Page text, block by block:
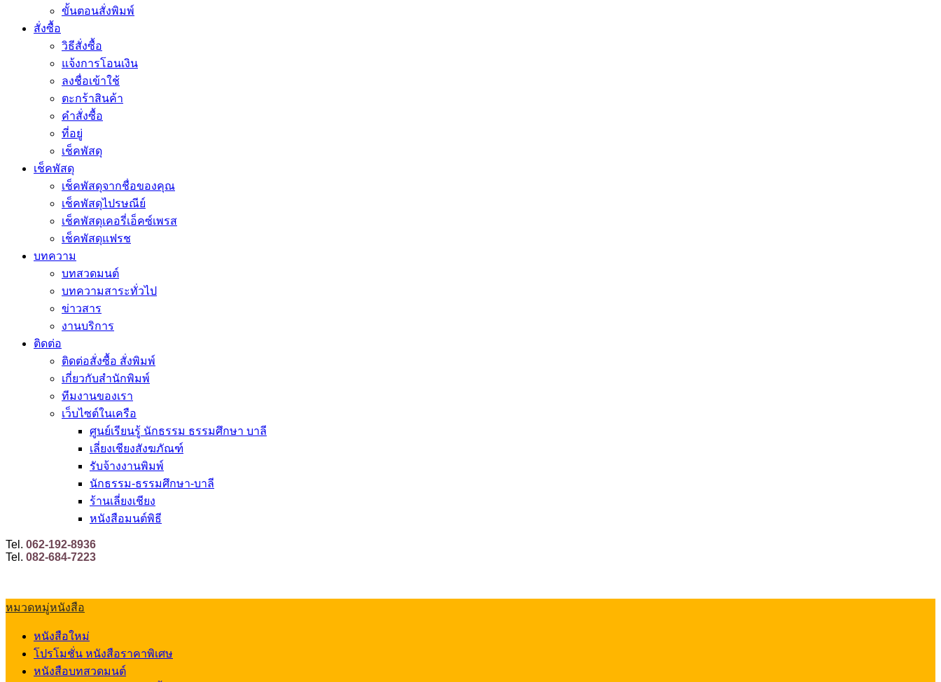
ขั้นตอนสั่งพิมพ์
สั่งซื้อ
วิธีสั่งซื้อ
แจ้งการโอนเงิน
ลงชื่อเข้าใช้
ตะกร้าสินค้า
คำสั่งซื้อ
ที่อยู่
เช็คพัสดุ
เช็คพัสดุ
เช็คพัสดุจากชื่อของคุณ
เช็คพัสดุไปรษณีย์
เช็คพัสดุเคอรี่เอ็คซ์เพรส
เช็คพัสดุแฟรช
บทความ
บทสวดมนต์
บทความสาระทั่วไป
ข่าวสาร
งานบริการ
ติดต่อ
ติดต่อสั่งซื้อ สั่งพิมพ์
เกี่ยวกับสำนักพิมพ์
ทีมงานของเรา
เว็บไซต์ในเครือ
ศูนย์เรียนรู้ นักธรรม ธรรมศึกษา บาลี
เลี่ยงเชียงสังฆภัณฑ์
รับจ้างงานพิมพ์
นักธรรม-ธรรมศึกษา-บาลี
ร้านเลี่ยงเชียง
หนังสือมนต์พิธี
Tel. 062-192-8936
Tel. 082-684-7223
หมวดหมู่หนังสือ
หนังสือใหม่
โปรโมชั่น หนังสือราคาพิเศษ
หนังสือบทสวดมนต์